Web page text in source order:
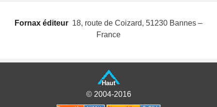
Fornax éditeur  18, route de Coizard, 51230 Bannes –
France
Haut
© 2004-2016